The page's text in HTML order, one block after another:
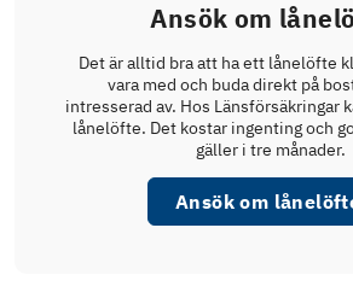
Ansök om
Det är alltid bra att ha ett lånelöfte
vara med och buda direkt på
intresserad av. Hos Länsförsäkringar
lånelöfte. Det kostar ingenting och
gäller i tre månader.
Ansök om